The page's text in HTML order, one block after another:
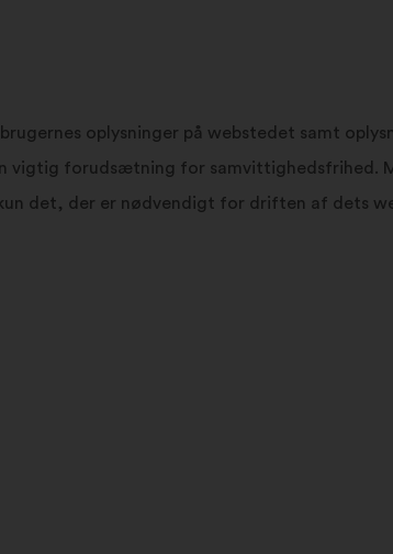
på
knappen
oplysninger på webstedet samt
vigtig forudsætning for samvittighedsfrihed.
det, der er nødvendigt for driften af dets